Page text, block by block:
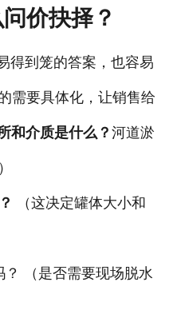
价抉择？
得到笼的答案，也容易
需要具体化，让销售给
和介质是什么？ 河道淤
（这决定罐体大小和
（是否需要现场脱水